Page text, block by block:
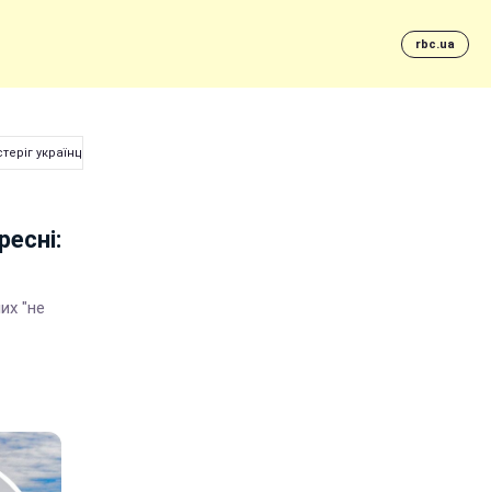
rbc.ua
українців
"не